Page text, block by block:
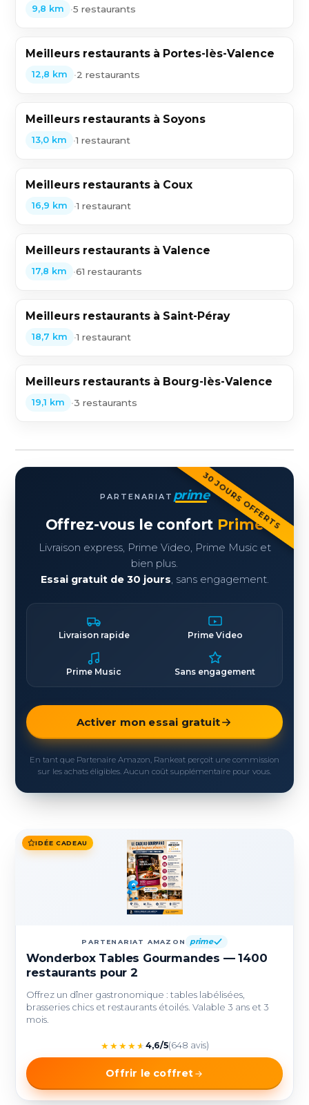
9,8 km •5 restaurants
Meilleurs restaurants à Portes-lès-Valence
12,8 km •2 restaurants
Meilleurs restaurants à Soyons
13,0 km •1 restaurant
Meilleurs restaurants à Coux
16,9 km •1 restaurant
Meilleurs restaurants à Valence
17,8 km •61 restaurants
Meilleurs restaurants à Saint-Péray
18,7 km •1 restaurant
Meilleurs restaurants à Bourg-lès-Valence
19,1 km •3 restaurants
30 JOURS OFFERTS
PARTENARIAT prime
Offrez-vous le confort Prime
Livraison express, Prime Video, Prime Music et
bien plus.
Essai gratuit de 30 jours, sans engagement.
Livraison rapide Prime Video
Prime Music Sans engagement
Activer mon essai gratuit
En tant que Partenaire Amazon, Rankeat perçoit une commission
sur les achats éligibles. Aucun coût supplémentaire pour vous.
IDÉE CADEAU
PARTENARIAT AMAZON prime
Wonderbox Tables Gourmandes — 1400
restaurants pour 2
Offrez un dîner gastronomique : tables labélisées,
brasseries chics et restaurants étoilés. Valable 3 ans et 3
mois.
★★★★★ 4,6/5(648 avis)
Offrir le coffret